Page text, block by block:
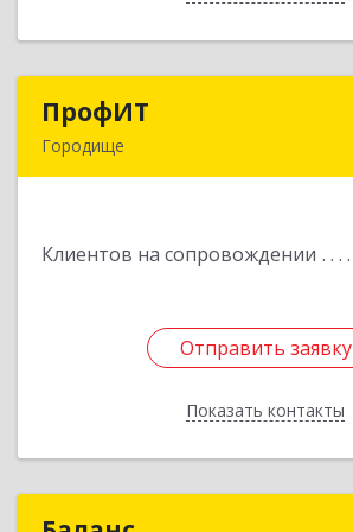
ПрофИТ
Городище
Клиентов на сопровождении
Отправить заявку
Показать контакты
Отправить заявку
Назад